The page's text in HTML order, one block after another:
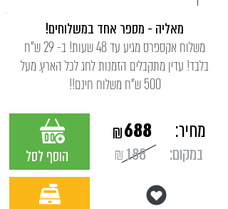
מאליה - מספר אחד במשלוחים!
משלוח אקספרס מגיע עד 48 שעות! ב- 29 ש"ח
בלבד! עדין מתקבלים הזמנות לחג לכל הארץ. מעל
500 ש"ח משלוח חינם!!
הוסף לסל ₪188 במקום:
₪688 מחיר: